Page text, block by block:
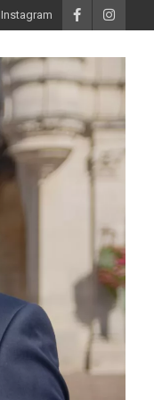
Instagram